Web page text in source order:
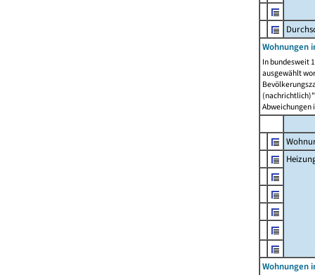
Wohnungen
In bundesweit
ausgewählt
Abweichungen
Wohnungen